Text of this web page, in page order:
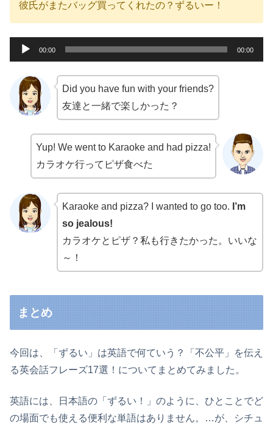
彼氏がまたバッグ買ってくれたの？ずるいー！
声
レ
00:00 00:00
Did you have fun with your friends?
友達と一緒で楽しかった？
Yup! We went to Karaoke and had pizza!
カラオケ行ってピザ食べた
Karaoke and pizza? I wanted to go too. I’m
so jealous!
カラオケとピザ？私も行きたかった。いいな
～！
まとめ
今回は、「ずるい」は英語で何ていう？「不公平」を伝え
る英会話フレーズ17選！についてまとめてみました。
英語には、日本語の「ずるい！」のように、ひとことでど
の場面でも使える便利な単語はありません。…が、シチュ